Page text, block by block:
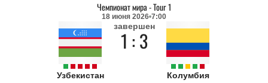
Чемпионат мира-Tour 1
18 июня 2026 7:00
Узбекистан
завершен
1 : 3
Колумбия